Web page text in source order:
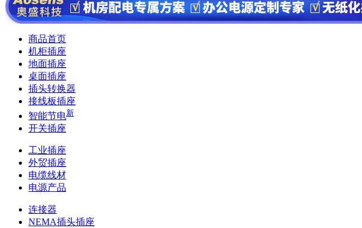
商品首页
机柜插座
地面插座
桌面插座
插头转换器
接线板插座
智能节电新
开关插座
工业插座
外贸插座
电缆线材
电源产品
连接器
NEMA插头插座